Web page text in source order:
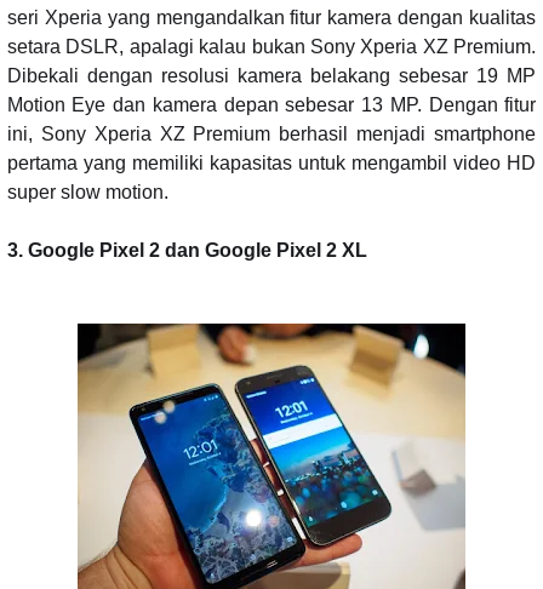
seri Xperia yang mengandalkan fitur kamera dengan kualitas
setara DSLR, apalagi kalau bukan Sony Xperia XZ Premium.
Dibekali dengan resolusi kamera belakang sebesar 19 MP
Motion Eye dan kamera depan sebesar 13 MP. Dengan fitur
ini, Sony Xperia XZ Premium berhasil menjadi smartphone
pertama yang memiliki kapasitas untuk mengambil video HD
super slow motion.
3. Google Pixel 2 dan Google Pixel 2 XL